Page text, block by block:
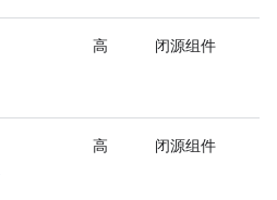
高 闭源组件
高 闭源组件